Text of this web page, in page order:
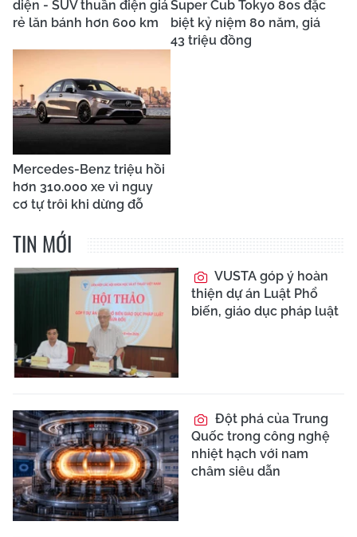
diện - SUV thuần điện giá
rẻ lăn bánh hơn 600 km
Super Cub Tokyo 80s đặc
biệt kỷ niệm 80 năm, giá
43 triệu đồng
Mercedes-Benz triệu hồi
hơn 310.000 xe vì nguy
cơ tự trôi khi dừng đỗ
TIN MỚI
VUSTA góp ý hoàn
thiện dự án Luật Phổ
biến, giáo dục pháp luật
Đột phá của Trung
Quốc trong công nghệ
nhiệt hạch với nam
châm siêu dẫn